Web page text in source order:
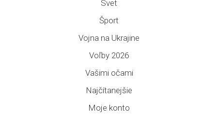
Svet
Šport
Vojna na Ukrajine
Voľby 2026
Vašimi očami
Najčítanejšie
Moje konto